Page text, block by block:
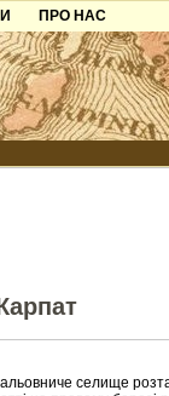
ПРО НАС
Контакти
Партнерам
Додати готель
селище